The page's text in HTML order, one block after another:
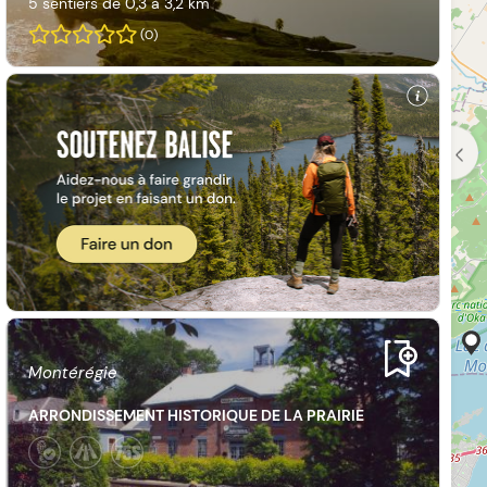
(0)
Montérégie
ARRONDISSEMENT HISTORIQUE DE LA PRAIRIE